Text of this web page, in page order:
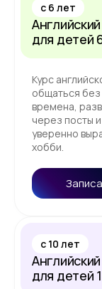
c 6 лет
для детей
Курс
общаться
времена,
через посты
уверенно
хобби.
c 10 лет
для детей